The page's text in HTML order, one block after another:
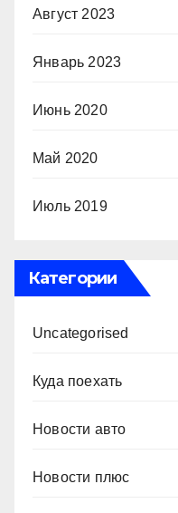
Август 2023
Январь 2023
Июнь 2020
Май 2020
Июль 2019
Категории
Uncategorised
Куда поехать
Новости авто
Новости плюс